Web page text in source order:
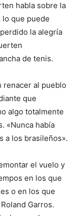
habla sobre la
lo que puede
la alegría
de tenis.
renacer al pueblo
que
algo totalmente
«Nunca había
a los brasileños».
el vuelo y
en los que
o en los que
Garros.